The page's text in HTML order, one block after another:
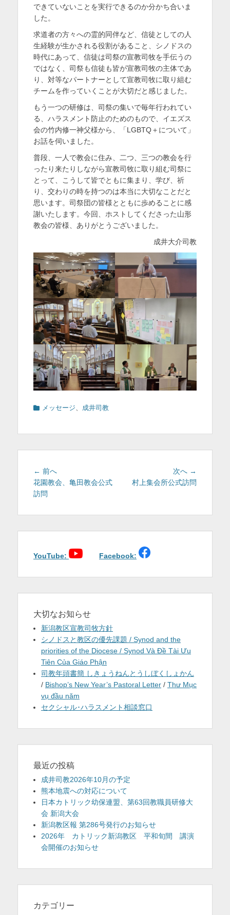
できていないことを実行できるのか分かち合いま
した。
求道者の方々への霊的同伴など、信徒としての人
生経験が生かされる役割があること、シノドスの
時代にあって、信徒は司祭の宣教司牧を手伝うの
ではなく、司祭も信徒も皆が宣教司牧の主体であ
り、対等なパートナーとして宣教司牧に取り組む
チームを作っていくことが大切だと感じました。
もう一つの研修は、司祭の集いで毎年行われてい
る、ハラスメント防止のためのもので、イエズス
会の竹内修一神父様から、「LGBTQ＋について」
お話を伺いました。
普段、一人で教会に住み、二つ、三つの教会を行
ったり来たりしながら宣教司牧に取り組む司祭に
とって、こうして皆でともに集まり、学び、祈
り、交わりの時を持つのは本当に大切なことだと
思います。司祭団の皆様とともに歩めることに感
謝いたします。今回、ホストしてくださった山形
教会の皆様、ありがとうございました。
成井大介司教
カ メッセージ、 成井司教
投
稿
ナ
ー
ョ
← 前へ前
の
花園教会、亀田教会公式
訪問
次へ →
村上集会所公式訪問
YouTube: Facebook:
大切なお知らせ
新潟教区宣教司牧方針
シノドスと教区の優先課題 / Synod and the
priorities of the Diocese / Synod Và Đề Tài Ưu
Tiên Của Giáo Phận
司教年頭書簡 しきょうねんとうしぼくしょかん
/ Bishop’s New Year’s Pastoral Letter / Thư Mục
vụ đầu năm
セクシャル･ハラスメント相談窓口
最近の投稿
成井司教2026年10月の予定
熊本地震への対応について
日本カトリック幼保連盟、第63回教職員研修大
会 新潟大会
新潟教区報 第286号発行のお知らせ
2026年 カトリック新潟教区 平和旬間 講演
会開催のお知らせ
カテゴリー